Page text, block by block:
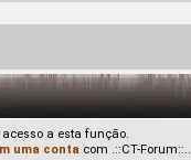
a esta função.
uma conta com .::CT-Forum::..